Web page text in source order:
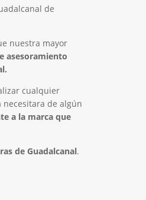
de
nuestra mayor
asesoramiento
cualquier
de algún
a la marca que
de Guadalcanal.